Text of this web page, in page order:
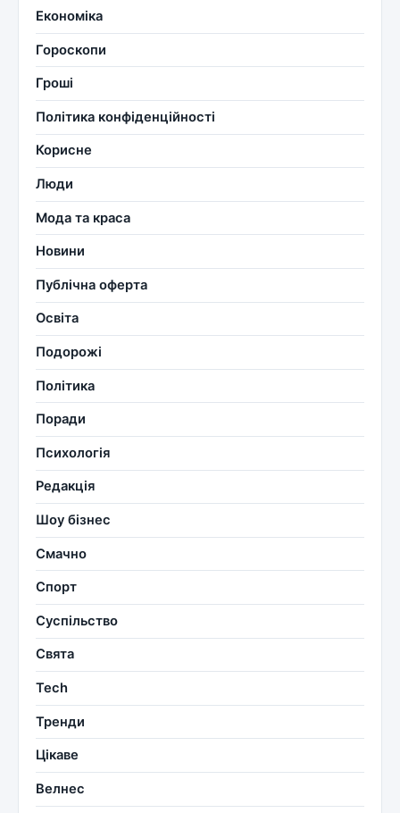
Економіка
Гороскопи
Гроші
Політика конфіденційності
Корисне
Люди
Мода та краса
Новини
Публічна оферта
Освіта
Подорожі
Політика
Поради
Психологія
Редакція
Шоу бізнес
Смачно
Спорт
Суспільство
Свята
Tech
Тренди
Цікаве
Велнес